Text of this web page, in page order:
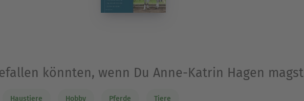
könnten, wenn Du Anne-Katrin Hagen magst
Haustiere Hobby Pferde Tiere